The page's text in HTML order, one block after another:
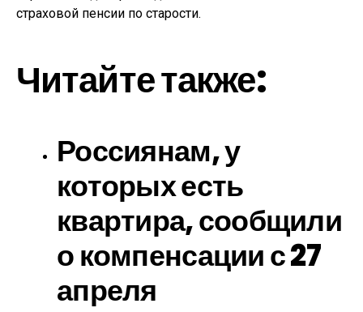
страховой пенсии по старости.
Читайте также:
Россиянам, у
которых есть
квартира, сообщили
о компенсации с 27
апреля